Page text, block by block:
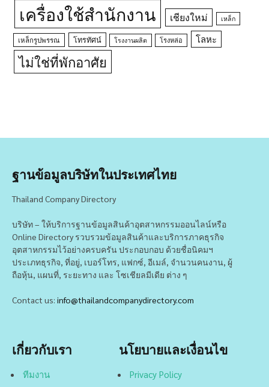
เครื่องใช้สำนักงาน เชียงใหม่ เหล็ก
เหล็กรูปพรรณ โทรทัศน์ โรงงานผลิต โรงหล่อ โลหะ
ไม่ใช่ที่พักอาศัย
ฐานข้อมูลบริษัทในประเทศไทย
Thailand Company Directory
บริษัท – ให้บริการฐานข้อมูลสินค้าอุตสาหกรรมออนไลน์หรือ
Online Directory รวบรวมข้อมูลสินค้าและบริการภาคธุรกิจ
อุตสาหกรรมไว้อย่างครบครัน ประกอบกอบ ด้วยชื่อนิคมฯ
ประเภทธุรกิจ, ที่อยู่, เบอร์โทร, แฟกซ์, อีเมล์, จำนวนคนงาน, ผู้
ถือหุ้น, แผนที่, ระยะทาง และ โซเชียลมีเดีย ต่าง ๆ
Contact us: info@thailandcompanydirectory.com
เกี่ยวกับเรา
ทีมงาน
นโยบายและเงื่อนไข
Privacy Policy